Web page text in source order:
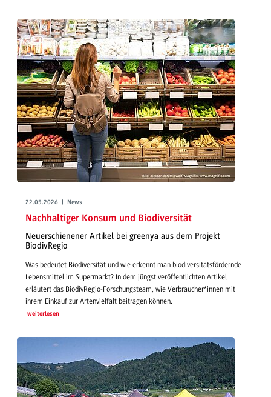
22.05.2026 | News
Nachhaltiger Konsum und Biodiversität
Neuerschienener Artikel bei greenya aus dem Projekt
BiodivRegio
Was bedeutet Biodiversität und wie erkennt man biodiversitätsfördernde
Lebensmittel im Supermarkt? In dem jüngst veröffentlichten Artikel
erläutert das BiodivRegio-Forschungsteam, wie Verbraucher*innen mit
ihrem Einkauf zur Artenvielfalt beitragen können.
weiterlesen